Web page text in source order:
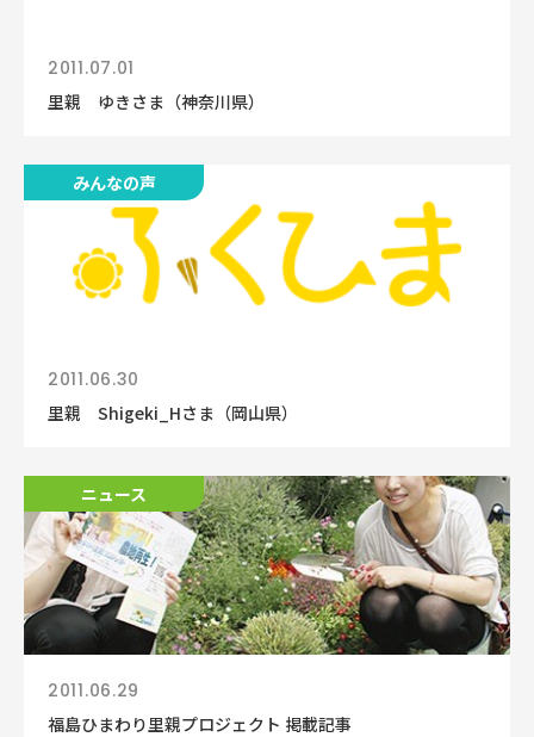
2011.07.01
里親 ゆきさま（神奈川県）
みんなの声
2011.06.30
里親 Shigeki_Hさま（岡山県）
ニュース
2011.06.29
福島ひまわり里親プロジェクト 掲載記事